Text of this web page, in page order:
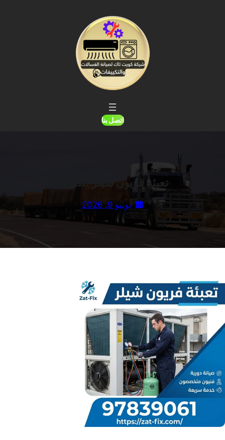
اتصل بنا
تعبئة فريون شيلر الكويت
يونيو 9, 2026